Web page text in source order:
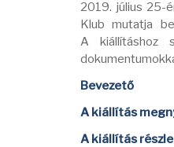
2019. július 25-
Klub mutatja
A kiállításhoz
Bevezető
A kiállítás
A kiállítás